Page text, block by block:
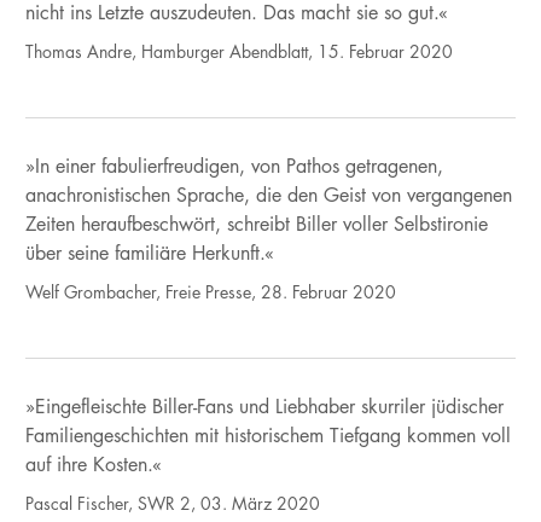
nicht ins Letzte auszudeuten. Das macht sie so gut.«
Thomas Andre, Hamburger Abendblatt, 15. Februar 2020
»In einer fabulierfreudigen, von Pathos getragenen,
anachronistischen Sprache, die den Geist von vergangenen
Zeiten heraufbeschwört, schreibt Biller voller Selbstironie
über seine familiäre Herkunft.«
Welf Grombacher, Freie Presse, 28. Februar 2020
»Eingefleischte Biller-Fans und Liebhaber skurriler jüdischer
Familiengeschichten mit historischem Tiefgang kommen voll
auf ihre Kosten.«
Pascal Fischer, SWR 2, 03. März 2020